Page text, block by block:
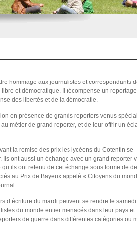
hommage aux journalistes et correspondants
et démocratique. Il récompense un
des libertés et de la démocratie.
en présence de grands reporters venus
métier de grand reporter, et de leur offrir un
la remise des prix les lycéens du Cotentin se
ont aussi un échange avec un grand reporter
ont retenu de cet échange sous forme de
au Prix de Bayeux appelé « Citoyens du
d’écriture du mardi peuvent se rendre le samedi
du monde entier menacés dans leur pays et
de guerre dans différentes catégories ou